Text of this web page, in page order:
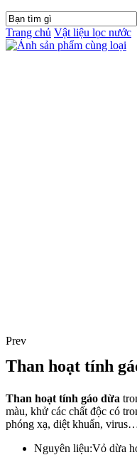
Trang chủ Vật liệu lọc nước
Prev
Than hoạt tính
Than hoạt tính gáo dừa
màu, khử các chất độc có
phóng xạ, diệt khuẩn,
Nguyên liệu:Vỏ dừa